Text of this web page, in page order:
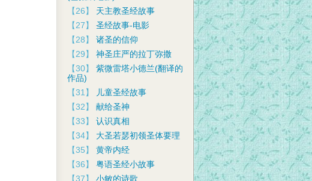
【26】 天主教圣经故事
【27】 圣经故事-电影
【28】 诸圣的信仰
【29】 神圣庄严的拉丁弥撒
【30】 紫微雷塔小德兰(翻译的
作品)
【31】
儿童圣经故事
【32】 献给圣神
【33】 认识真相
【34】 大圣若瑟初领圣体要理
【35】 黄帝内经
【36】 粤语圣经小故事
【37】 小敏的诗歌